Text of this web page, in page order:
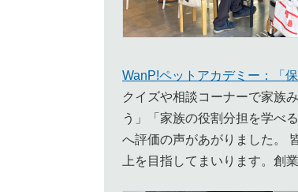
WanP!ペットアカデミー：「
クイズや相談コーナーで家族
う」「家族の役割分担を学べ
へ評価の声があがりました。
上を目指してまいります。創